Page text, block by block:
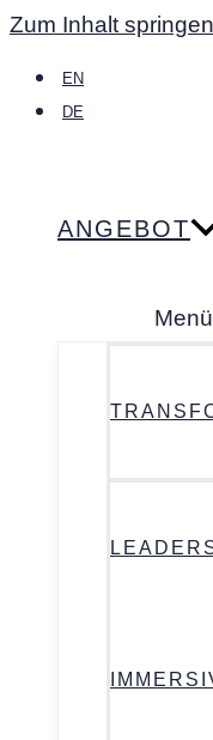
Zum Inhalt springen
EN
DE
ANGEBOT